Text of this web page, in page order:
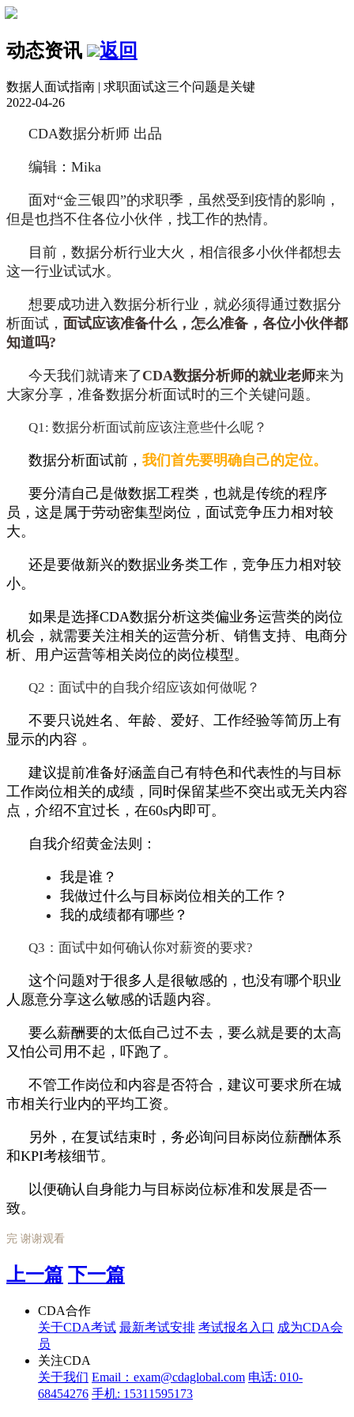
动态资讯 返回
数据人面试指南 | 求职面试这三个问题是关键
2022-04-26
CDA数据分析师 出品
编辑：Mika
面对“金三银四”的求职季，虽然受到疫情的影响，
但是也挡不住各位小伙伴，找工作的热情。
目前，数据分析行业大火，相信很多小伙伴都想去
这一行业试试水。
想要成功进入数据分析行业，就必须得通过数据分
析面试， 面试应该准备什么，怎么准备，各位小伙伴都
知道吗?
今天我们就请来了CDA数据分析师的就业老师来为
大家分享，准备数据分析面试时的三个关键问题。
Q1: 数据分析面试前应该注意些什么呢？
数据分析面试前， 我们首先要明确自己的定位。
要分清自己是做数据工程类，也就是传统的程序
员，这是属于劳动密集型岗位，面试竞争压力相对较
大。
还是要做新兴的数据业务类工作，竞争压力相对较
小。
如果是选择CDA数据分析这类偏业务运营类的岗位
机会，就需要关注相关的运营分析、销售支持、电商分
析、用户运营等相关岗位的岗位模型。
Q2：面试中的自我介绍应该如何做呢？
不要只说姓名、年龄、爱好、工作经验等简历上有
显示的内容 。
建议提前准备好涵盖自己有特色和代表性的与目标
工作岗位相关的成绩，同时保留某些不突出或无关内容
点，介绍不宜过长，在60s内即可。
自我介绍黄金法则：
我是谁？
我做过什么与目标岗位相关的工作？
我的成绩都有哪些？
Q3：面试中如何确认你对薪资的要求?
这个问题对于很多人是很敏感的，也没有哪个职业
人愿意分享这么敏感的话题内容。
要么薪酬要的太低自己过不去，要么就是要的太高
又怕公司用不起，吓跑了。
不管工作岗位和内容是否符合，建议可要求所在城
市相关行业内的平均工资。
另外，在复试结束时，务必询问目标岗位薪酬体系
和KPI考核细节。
以便确认自身能力与目标岗位标准和发展是否一
致。
完 谢谢观看
上一篇 下一篇
CDA合作
关于CDA考试 最新考试安排 考试报名入口 成为CDA会
员
关注CDA
关于我们 Email：exam@cdaglobal.com 电话: 010-
68454276 手机: 15311595173